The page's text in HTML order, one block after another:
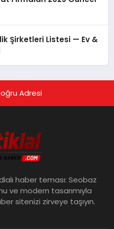
Şirketleri Listesi — Ev &
Adresi
haber teması: Seobaz
ve modern tasarımıyla
sitenizi zirveye taşıyın.